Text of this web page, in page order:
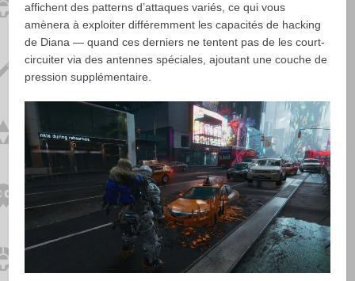
affichent des patterns d’attaques variés, ce qui vous
amènera à exploiter différemment les capacités de hacking
de Diana — quand ces derniers ne tentent pas de les court-
circuiter via des antennes spéciales, ajoutant une couche de
pression supplémentaire.